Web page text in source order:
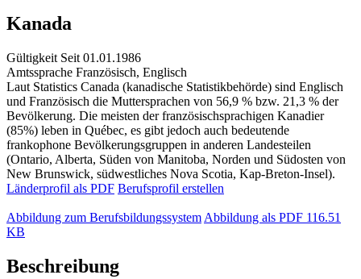
Kanada
Gültigkeit Seit 01.01.1986
Amtssprache Französisch, Englisch
Laut Statistics Canada (kanadische Statistikbehörde) sind Englisch
und Französisch die Muttersprachen von 56,9 % bzw. 21,3 % der
Bevölkerung. Die meisten der französischsprachigen Kanadier
(85%) leben in Québec, es gibt jedoch auch bedeutende
frankophone Bevölkerungsgruppen in anderen Landesteilen
(Ontario, Alberta, Süden von Manitoba, Norden und Südosten von
New Brunswick, südwestliches Nova Scotia, Kap-Breton-Insel).
Länderprofil als PDF Berufsprofil erstellen
Abbildung zum Berufsbildungssystem Abbildung als PDF 116.51
KB
Beschreibung